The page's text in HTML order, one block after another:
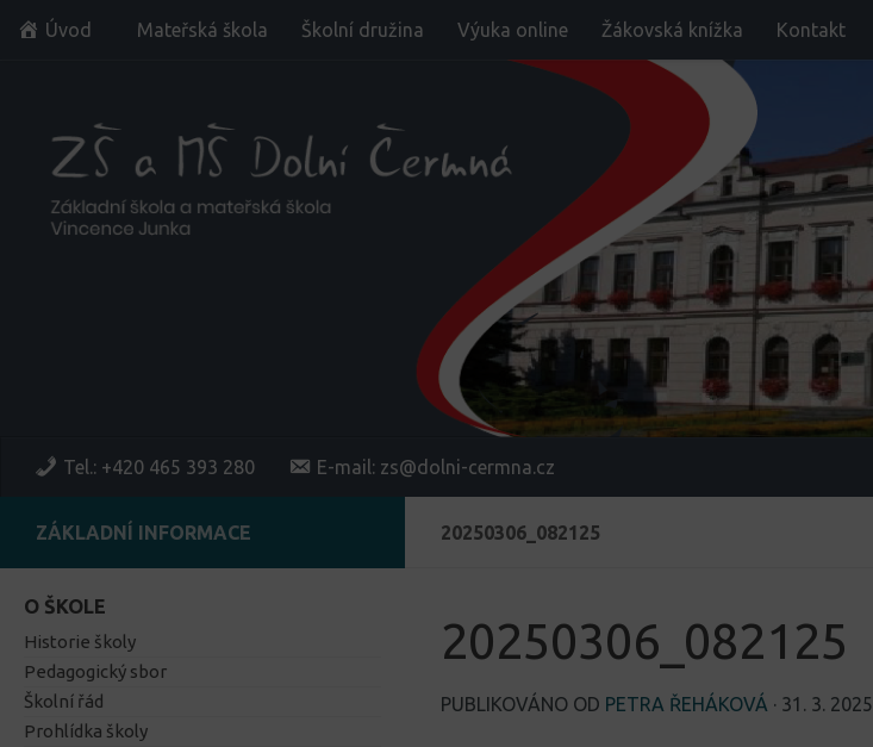
Skip to content
Úvod Mateřská škola Školní družina Výuka online Žákovská knížka Kontakt
Tel.: +420 465 393 280 E-mail: zs@dolni-cermna.cz
20250306_082125
20250306_082125
PUBLIKOVÁNO OD PETRA ŘEHÁKOVÁ · 31. 3. 2025
ZÁKLADNÍ INFORMACE
O ŠKOLE
Historie školy
Pedagogický sbor
Školní řád
Prohlídka školy